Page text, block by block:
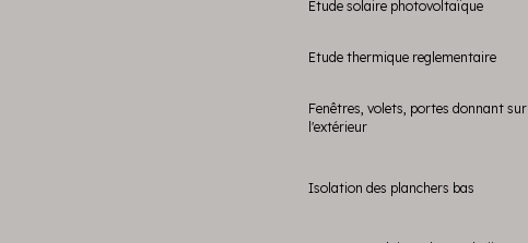
Etude solaire photovoltaïque
Etude thermique reglementaire
Fenêtres, volets, portes donnant sur
l'extérieur
Isolation des planchers bas